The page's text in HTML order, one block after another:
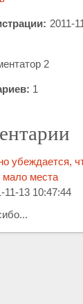
2011-
2
1
убеждается,
мало места
11-13 10:47:44